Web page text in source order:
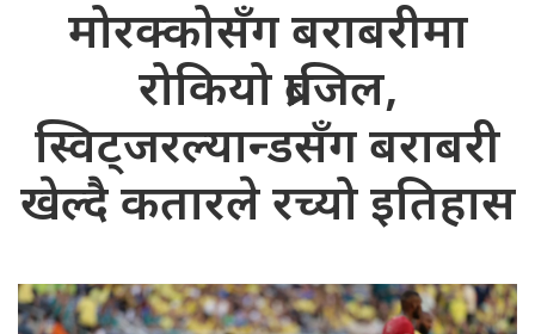
मोरक्कोसँग बराबरीमा
रोकियो ब्राजिल,
स्विट्जरल्यान्डसँग बराबरी
खेल्दै कतारले रच्यो इतिहास